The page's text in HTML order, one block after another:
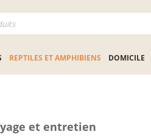
REPTILES ET AMPHIBIENS DOMICILE
et entretien